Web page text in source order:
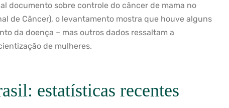
documento sobre controle do câncer de mama no
de Câncer), o levantamento mostra que houve alguns
da doença – mas outros dados ressaltam a
de mulheres.
estatísticas recentes